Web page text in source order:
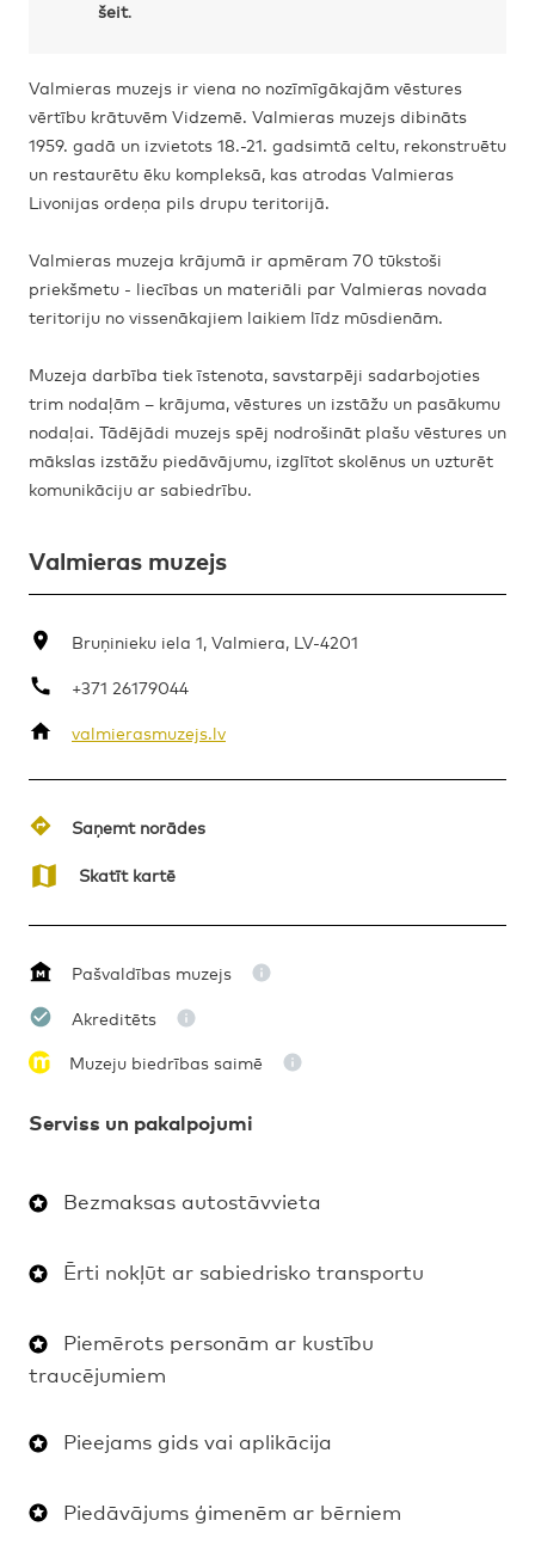
šeit.
Valmieras muzejs ir viena no nozīmīgākajām vēstures
vērtību krātuvēm Vidzemē. Valmieras muzejs dibināts
1959. gadā un izvietots 18.-21. gadsimtā celtu, rekonstruētu
un restaurētu ēku kompleksā, kas atrodas Valmieras
Livonijas ordeņa pils drupu teritorijā.
Valmieras muzeja krājumā ir apmēram 70 tūkstoši
priekšmetu - liecības un materiāli par Valmieras novada
teritoriju no vissenākajiem laikiem līdz mūsdienām.
Muzeja darbība tiek īstenota, savstarpēji sadarbojoties
trim nodaļām – krājuma, vēstures un izstāžu un pasākumu
nodaļai. Tādējādi muzejs spēj nodrošināt plašu vēstures un
mākslas izstāžu piedāvājumu, izglītot skolēnus un uzturēt
komunikāciju ar sabiedrību.
Valmieras muzejs
Bruņinieku iela 1, Valmiera, LV-4201
+371 26179044
valmierasmuzejs.lv
Saņemt norādes
Skatīt kartē
Pašvaldības muzejs
Akreditēts
Muzeju biedrības saimē
Serviss un pakalpojumi
Bezmaksas autostāvvieta
Ērti nokļūt ar sabiedrisko transportu
Piemērots personām ar kustību
traucējumiem
Pieejams gids vai aplikācija
Piedāvājums ģimenēm ar bērniem